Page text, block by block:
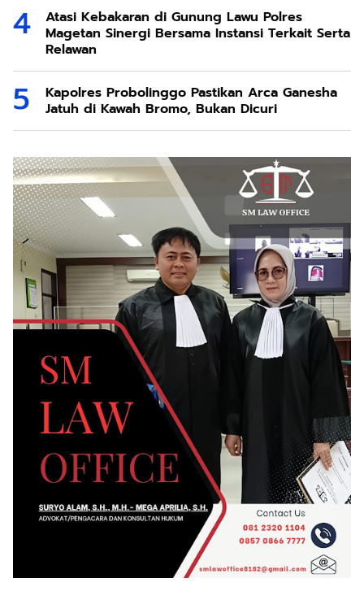
Atasi Kebakaran di Gunung Lawu Polres
Magetan Sinergi Bersama Instansi Terkait Serta
Relawan
Kapolres Probolinggo Pastikan Arca Ganesha
Jatuh di Kawah Bromo, Bukan Dicuri